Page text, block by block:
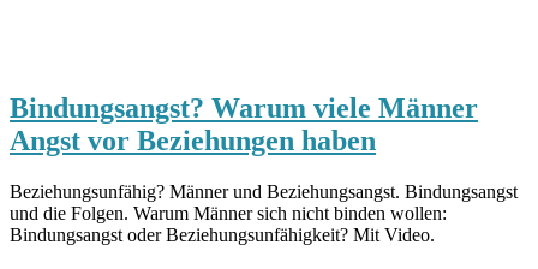
Bindungsangst? Warum viele Männer
Angst vor Beziehungen haben
Beziehungsunfähig? Männer und Beziehungsangst. Bindungsangst
und die Folgen. Warum Männer sich nicht binden wollen:
Bindungsangst oder Beziehungsunfähigkeit? Mit Video.